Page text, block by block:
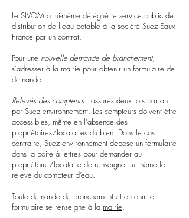
Le SIVOM a lui-même délégué le service public de
distribution de l'eau potable à la société Suez Eaux
France par un contrat.
Pour une nouvelle demande de branchement,
s'adresser à la mairie pour obtenir un formulaire de
demande.
Relevés des compteurs: assurés deux fois par an
par Suez environnement. Les compteurs doivent être
accessibles, même en l'absence des
propriétaires/locataires du bien. Dans le cas
contraire, Suez environnement dépose un formulaire
dans la boite à lettres pour demander au
propriétaire/locataire de renseigner lui-même le
relevé du compteur d’eau.
Toute demande de branchement et obtenir le
formulaire se renseigne à la mairie.